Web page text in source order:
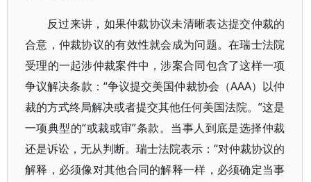
反过来讲，如果仲裁协议未清晰表达提交仲裁的
合意，仲裁协议的有效性就会成为问题。在瑞士法院
受理的一起涉仲裁案件中，涉案合同包含了这样一项
争议解决条款：“争议提交美国仲裁协会（AAA）以仲
裁的方式终局解决或者提交其他任何美国法院。”这是
一项典型的“或裁或审”条款。当事人到底是选择仲裁
还是诉讼，无从判断。瑞士法院表示：“对仲裁协议的
解释，必须像对其他合同的解释一样，必须确定当事